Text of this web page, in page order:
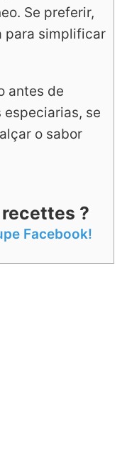
Se preferir,
para simplificar
antes de
especiarias, se
o sabor
?
Facebook!